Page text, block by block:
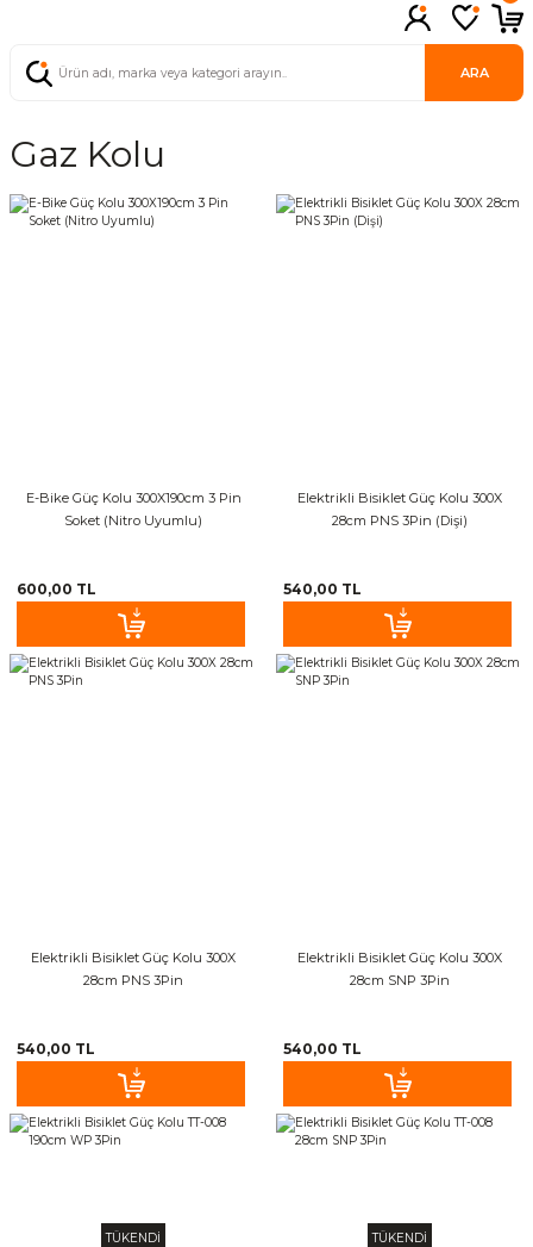
ARA
Gaz Kolu
E-Bike Güç Kolu 300X190cm 3 Pin
Soket (Nitro Uyumlu)
600,00 TL
Elektrikli Bisiklet Güç Kolu 300X
28cm PNS 3Pin (Dişi)
540,00 TL
Elektrikli Bisiklet Güç Kolu 300X
28cm PNS 3Pin
540,00 TL
Elektrikli Bisiklet Güç Kolu 300X
28cm SNP 3Pin
540,00 TL
TÜKENDİ TÜKENDİ